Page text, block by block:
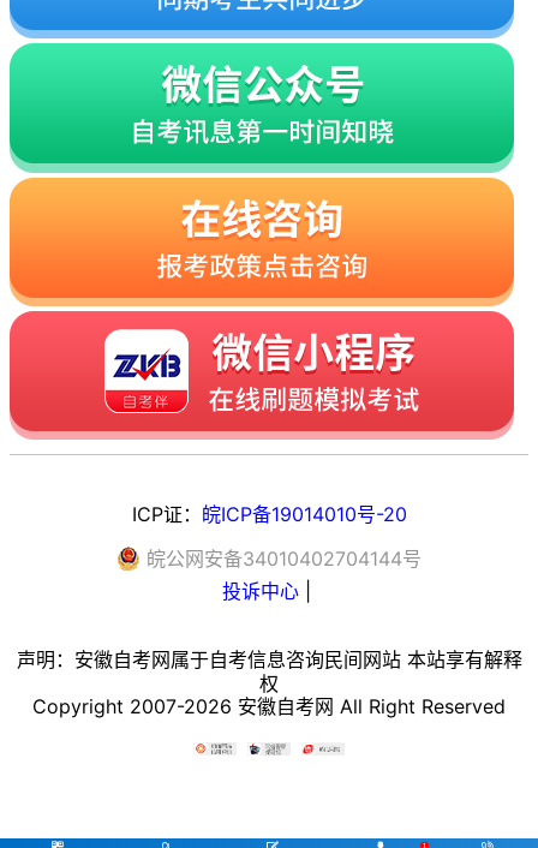
ICP证： 皖ICP备19014010号-20
皖公网安备34010402704144号
投诉中心|
声明：安徽自考网属于自考信息咨询民间网站 本站享有解释
权
Copyright 2007-2026 安徽自考网 All Right Reserved
1